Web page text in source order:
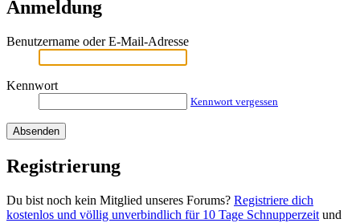
Anmeldung
Benutzername oder E-Mail-Adresse
Kennwort
Kennwort vergessen
Registrierung
Du bist noch kein Mitglied unseres Forums? Registriere dich
kostenlos und völlig unverbindlich für 10 Tage Schnupperzeit und